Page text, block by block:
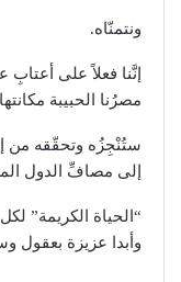
ونتمنّاه.
إنَّنا فعلاً على
مصرُنا الحبيبة
ستُنْجِزُه وتحقّقه من
إلى مصافِّ الدول
“الحياة الكريمة”
وأبدا عزيزة بعقول